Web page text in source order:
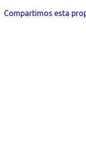
Compartimos esta